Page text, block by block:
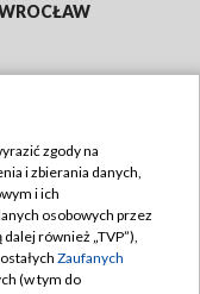
zgody na
i zbierania danych,
i ich
osobowych przez
również „TVP”),
Zaufanych
(w tym do